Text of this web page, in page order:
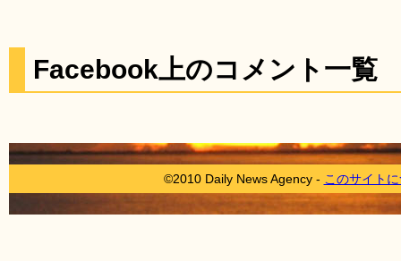
Facebook上のコメント一覧
©2010 Daily News Agency - このサイト